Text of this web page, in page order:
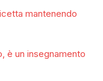
mantenendo
è un insegnamento